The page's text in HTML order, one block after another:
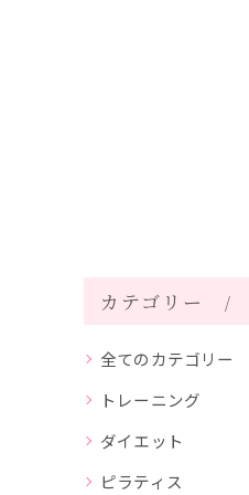
カテゴリー
全てのカテゴリー
トレーニング
ダイエット
ピラティス